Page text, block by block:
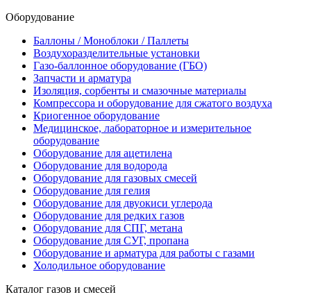
Оборудование
Баллоны / Моноблоки / Паллеты
Воздухоразделительные установки
Газо-баллонное оборудование (ГБО)
Запчасти и арматура
Изоляция, сорбенты и смазочные материалы
Компрессора и оборудование для сжатого воздуха
Криогенное оборудование
Медицинское, лабораторное и измерительное
оборудование
Оборудование для ацетилена
Оборудование для водорода
Оборудование для газовых смесей
Оборудование для гелия
Оборудование для двуокиси углерода
Оборудование для редких газов
Оборудование для СПГ, метана
Оборудование для СУГ, пропана
Оборудование и арматура для работы с газами
Холодильное оборудование
Каталог газов и смесей